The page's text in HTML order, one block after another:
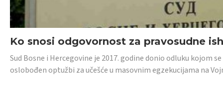
Ko snosi odgovornost za pravosudne
Sud Bosne i Hercegovine je 2017. godine donio odluku kojom
oslobođen optužbi za učešće u masovnim egzekucijama na